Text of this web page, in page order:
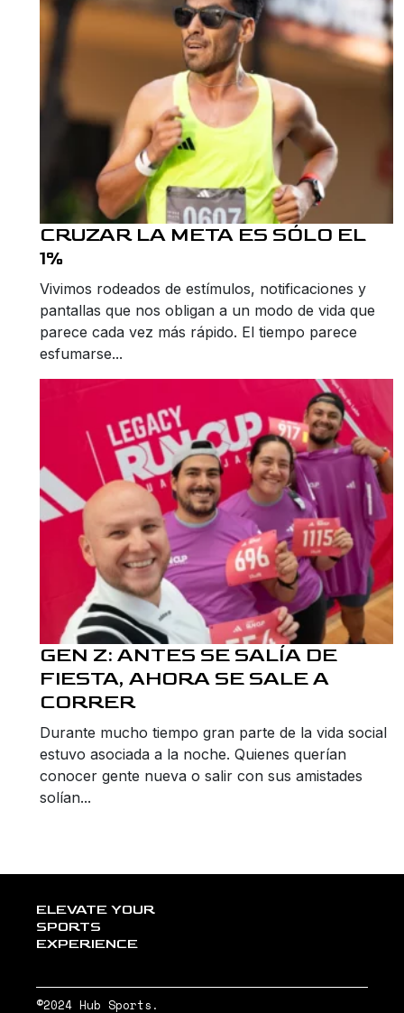
CRUZAR LA META ES SÓLO EL
1%
Vivimos rodeados de estímulos, notificaciones y
pantallas que nos obligan a un modo de vida que
parece cada vez más rápido. El tiempo parece
esfumarse...
GEN Z: ANTES SE SALÍA DE
FIESTA, AHORA SE SALE A
CORRER
Durante mucho tiempo gran parte de la vida social
estuvo asociada a la noche. Quienes querían
conocer gente nueva o salir con sus amistades
solían...
ELEVATE YOUR
SPORTS
EXPERIENCE
©2024 Hub Sports.